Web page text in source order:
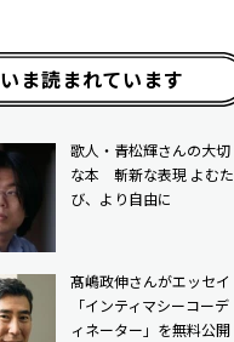
いま読まれています
歌人・青松輝さんの大切
な本 斬新な表現 よむた
び、より自由に
髙嶋政伸さんがエッセイ
「インティマシーコーデ
ィネーター」を無料公開